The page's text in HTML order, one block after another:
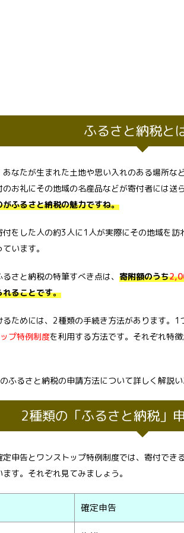
ふるさと納税と
なたが生まれた土地や思い入れのある場所な
お礼にその地域の名産品などが寄付者には送
ふるさと納税の魅力ですね。
をした人の約3人に1人が実際にその地域を
います。
さと納税の特筆すべき点は、 寄附額のうち
ることです。
るためには、2種類の手続き方法があります。1
プ特例制度を利用する方法です。それぞれ特
ふるさと納税の申請方法について詳しく解説い
2種類の「ふるさと納税」
申告とワンストップ特例制度では、寄付でき
す。それぞれ見てみましょう。
確定申告